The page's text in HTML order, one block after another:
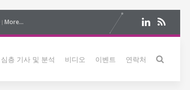
More...
심층 기사 및 분석 비디오 이벤트 연락처